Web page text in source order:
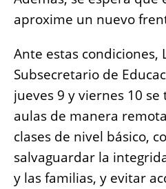
aproxime un nuevo
Ante estas condiciones,
Subsecretario de
jueves 9 y viernes 10
aulas de manera
clases de nivel básico,
salvaguardar la
y las familias, y evitar